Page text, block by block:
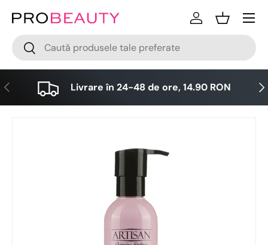
Sari la conținut
Cǎutare
Cǎutare
LogareCos
Meniu
Anterior Livrare în 24-48 de ore, 14.90 RON